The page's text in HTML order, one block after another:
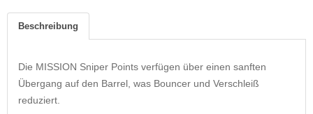
Beschreibung
Die MISSION Sniper Points verfügen über einen sanften
Übergang auf den Barrel, was Bouncer und Verschleiß
reduziert.